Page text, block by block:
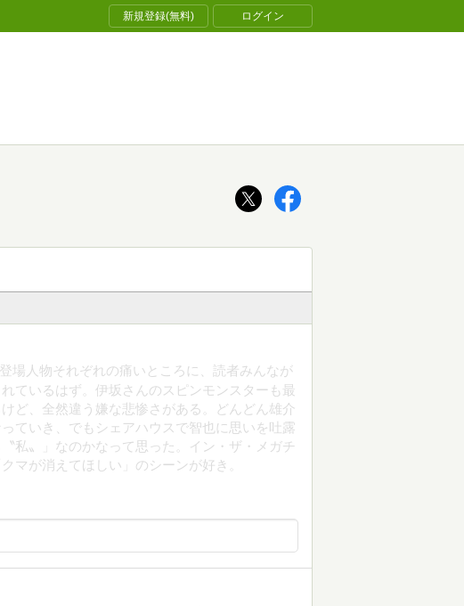
新規登録(無料) ログイン
場人物それぞれの痛いところに、読者みんなが
ているはず。伊坂さんのスピンモンスターも最
ど、全然違う嫌な悲惨さがある。どんどん雄介
ていき、でもシェアハウスで智也に思いを吐露
私〟」なのかなって思った。イン・ザ・メガチ
マが消えてほしい」のシーンが好き。